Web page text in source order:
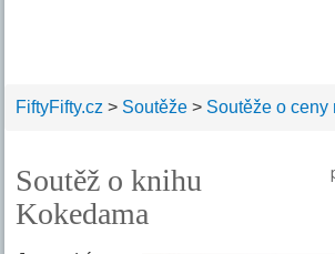
FiftyFifty.cz > Soutěže > Soutěže o ceny
Soutěž o knihu
Kokedama